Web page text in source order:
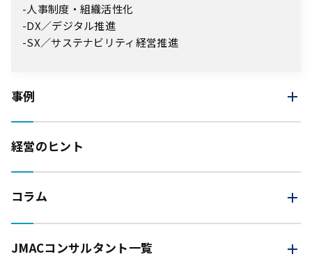
人事制度・組織活性化
DX／デジタル推進
SX／サステナビリティ経営推進
事例
経営のヒント
コラム
JMACコンサルタント一覧